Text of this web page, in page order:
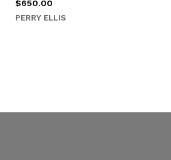
$650.00
PERRY ELLIS